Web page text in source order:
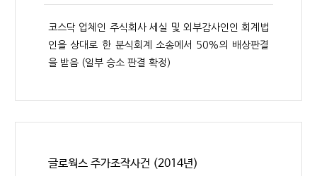
코스닥 업체인 주식회사 세실 및 외부감사인인 회계법
인을 상대로 한 분식회계 소송에서 50%의 배상판결
을 받음 (일부 승소 판결 확정)
글로웍스 주가조작사건 (2014년)